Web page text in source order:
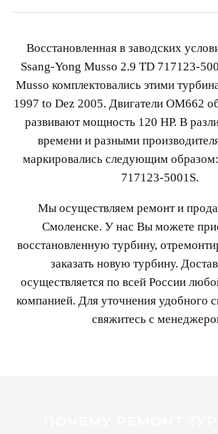
Восстановленная в заводских
Ssang-Yong Musso 2.9 TD 717123-
Musso комплектовались этими
1997 to Dez 2005. Двигатели OM662
развивают мощность 120 HP. В
времени и разными
маркировались следующим
717123-5001S.
Мы осуществляем ремонт и
Смоленске. У нас Вы можете
восстановленную турбину,
заказать новую турбину.
осуществляется по всей России
компанией. Для уточнения удобного
свяжитесь с